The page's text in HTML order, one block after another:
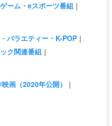
ゲーム・eスポーツ番組
バラエティー・K-POP
ク関連番組
画（2020年公開）